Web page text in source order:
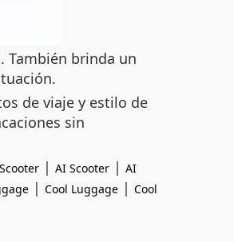
También brinda un
de viaje y estilo de
sin
| AI Scooter | AI
| Cool Luggage | Cool